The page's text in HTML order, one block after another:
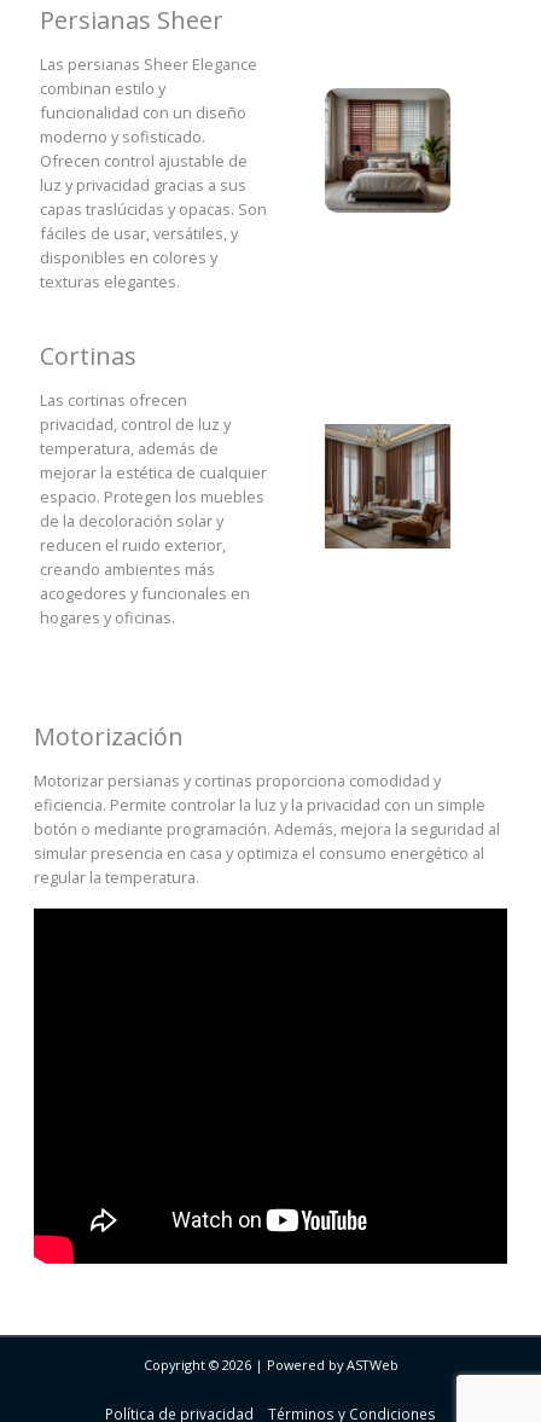
Persianas Sheer
Las persianas Sheer Elegance
combinan estilo y
funcionalidad con un diseño
moderno y sofisticado.
Ofrecen control ajustable de
luz y privacidad gracias a sus
capas traslúcidas y opacas. Son
fáciles de usar, versátiles, y
disponibles en colores y
texturas elegantes.
Cortinas
Las cortinas ofrecen
privacidad, control de luz y
temperatura, además de
mejorar la estética de cualquier
espacio. Protegen los muebles
de la decoloración solar y
reducen el ruido exterior,
creando ambientes más
acogedores y funcionales en
hogares y oficinas.
Motorización
Motorizar persianas y cortinas proporciona comodidad y
eficiencia. Permite controlar la luz y la privacidad con un simple
botón o mediante programación. Además, mejora la seguridad al
simular presencia en casa y optimiza el consumo energético al
regular la temperatura.
Copyright © 2026 | Powered by ASTWeb
Política de privacidad Términos y Condiciones